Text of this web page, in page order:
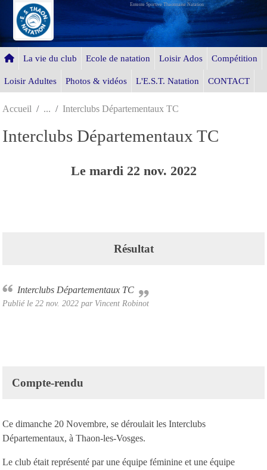
Entente Sportive Thaonnaise Natation
La vie du club Ecole de natation Loisir Ados Compétition
Loisir Adultes Photos & vidéos L'E.S.T. Natation CONTACT
Accueil Interclubs Départementaux TC
Interclubs Départementaux TC
Le mardi 22 nov. 2022
Résultat
Interclubs Départementaux TC
Publié le 22 nov. 2022 par Vincent Robinot
Compte-rendu
Ce dimanche 20 Novembre, se déroulait les Interclubs
Départementaux, à Thaon-les-Vosges.
Le club était représenté par une équipe féminine et une équipe
Panneau de gestion des cookies